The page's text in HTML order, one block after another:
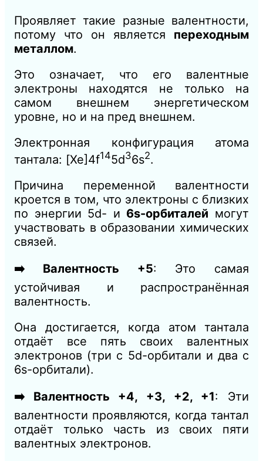
Проявляет такие разные валентности,
потому что он является переходным
металлом.
Это означает, что его валентные
электроны находятся не только на
самом внешнем энергетическом
уровне, но и на пред внешнем.
Электронная конфигурация атома
тантала: [Xe]4f145d36s2.
Причина переменной валентности
кроется в том, что электроны с близких
по энергии 5d- и 6s-орбиталей могут
участвовать в образовании химических
связей.
➡️ Валентность +5: Это самая
устойчивая и распространённая
валентность.
Она достигается, когда атом тантала
отдаёт все пять своих валентных
электронов (три с 5d-орбитали и два с
6s-орбитали).
➡️ Валентность +4, +3, +2, +1: Эти
валентности проявляются, когда тантал
отдаёт только часть из своих пяти
валентных электронов.